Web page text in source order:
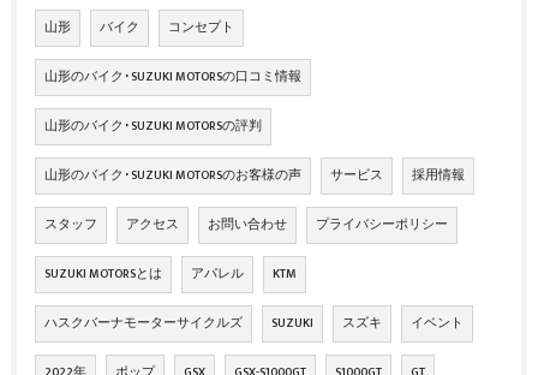
山形 バイク コンセプト
山形のバイク･SUZUKI MOTORSの口コミ情報
山形のバイク･SUZUKI MOTORSの評判
山形のバイク･SUZUKI MOTORSのお客様の声 サービス 採用情報
スタッフ アクセス お問い合わせ プライバシーポリシー
SUZUKI MOTORSとは アパレル KTM
ハスクバーナモーターサイクルズ SUZUKI スズキ イベント